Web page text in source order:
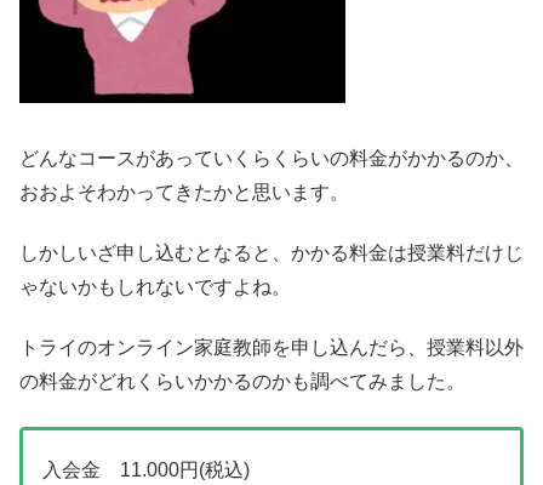
どんなコースがあっていくらくらいの料金がかかるのか、
おおよそわかってきたかと思います。
しかしいざ申し込むとなると、かかる料金は授業料だけじ
ゃないかもしれないですよね。
トライのオンライン家庭教師を申し込んだら、授業料以外
の料金がどれくらいかかるのかも調べてみました。
入会金 11.000円(税込)